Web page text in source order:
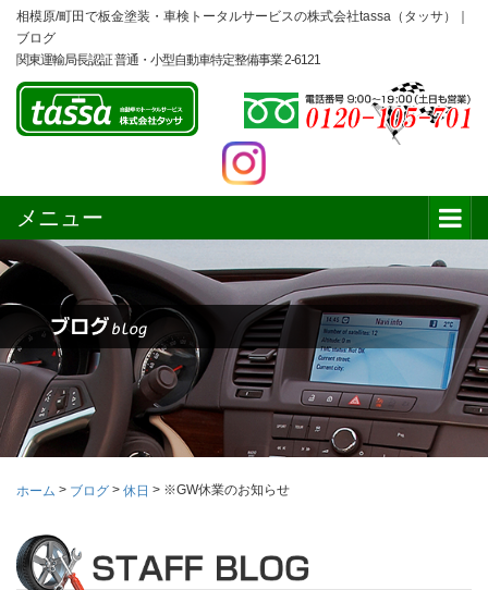
相模原/町田で板金塗装・車検トータルサービスの株式会社tassa（タッサ）｜
ブログ
関東運輸局長認証 普通・小型自動車特定整備事業 2-6121
メニュー
ホーム > ブログ > 休日 > ※GW休業のお知らせ